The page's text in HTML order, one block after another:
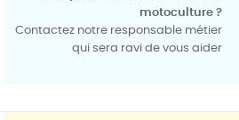
motoculture ?
Contactez notre responsable métier
qui sera ravi de vous aider